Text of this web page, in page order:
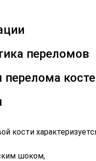
переломов
кости
шоком,